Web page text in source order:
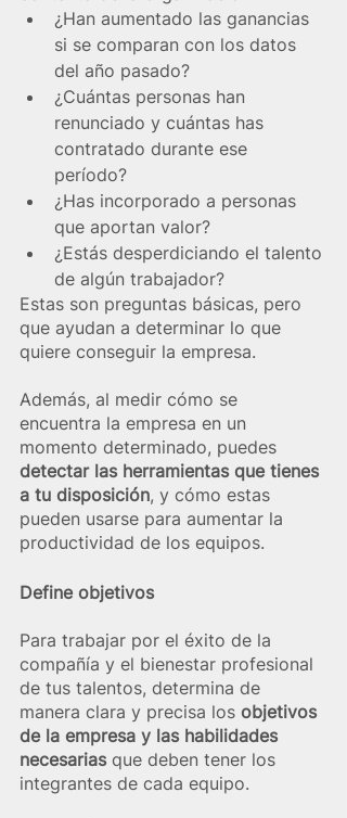
¿Han aumentado las ganancias
si se comparan con los datos
del año pasado?
¿Cuántas personas han
renunciado y cuántas has
contratado durante ese
período?
¿Has incorporado a personas
que aportan valor?
¿Estás desperdiciando el talento
de algún trabajador?
Estas son preguntas básicas, pero
que ayudan a determinar lo que
quiere conseguir la empresa.
Además, al medir cómo se
encuentra la empresa en un
momento determinado, puedes
detectar las herramientas que tienes
a tu disposición, y cómo estas
pueden usarse para aumentar la
productividad de los equipos.
Define objetivos
Para trabajar por el éxito de la
compañía y el bienestar profesional
de tus talentos, determina de
manera clara y precisa los objetivos
de la empresa y las habilidades
necesarias que deben tener los
integrantes de cada equipo.